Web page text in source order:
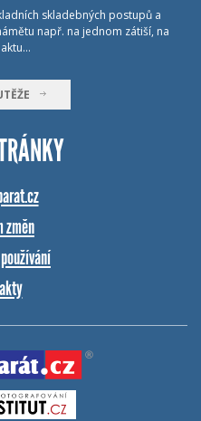
skladebných postupů a
např. na jednom zátiší, na
změn